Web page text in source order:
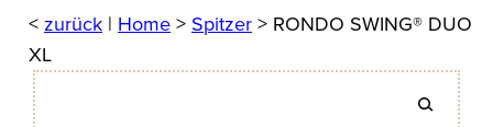
< zurück | Home> Spitzer> RONDO SWING® DUO
XL